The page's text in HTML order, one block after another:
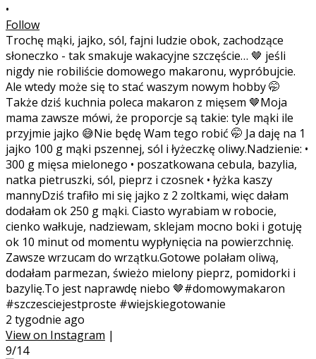
•
Follow
Trochę mąki, jajko, sól, fajni ludzie obok, zachodzące
słoneczko - tak smakuje wakacyjne szczęście… 🤎 jeśli
nigdy nie robiliście domowego makaronu, wypróbujcie.
Ale wtedy może się to stać waszym nowym hobby 🤭
Także dziś kuchnia poleca makaron z mięsem 🤎Moja
mama zawsze mówi, że proporcje są takie: tyle mąki ile
przyjmie jajko 😅Nie będę Wam tego robić 🤭 Ja daję na 1
jajko 100 g mąki pszennej, sól i łyżeczkę oliwy.Nadzienie: •
300 g mięsa mielonego • poszatkowana cebula, bazylia,
natka pietruszki, sól, pieprz i czosnek • łyżka kaszy
mannyDziś trafiło mi się jajko z 2 zoltkami, więc dałam
dodałam ok 250 g mąki. Ciasto wyrabiam w robocie,
cienko wałkuje, nadziewam, sklejam mocno boki i gotuję
ok 10 minut od momentu wypłynięcia na powierzchnię.
Zawsze wrzucam do wrzątku.Gotowe polałam oliwą,
dodałam parmezan, świeżo mielony pieprz, pomidorki i
bazylię.To jest naprawdę niebo 🤎#domowymakaron
#szczesciejestproste #wiejskiegotowanie
2 tygodnie ago
View on Instagram |
9/14